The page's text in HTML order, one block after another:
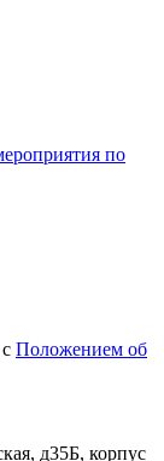
по
Положением об
д35Б, корпус